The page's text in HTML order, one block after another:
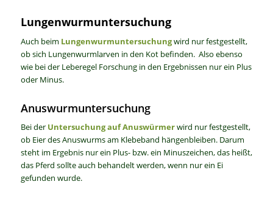
Lungenwurmuntersuchung
Auch beim Lungenwurmuntersuchungwird nur festgestellt,
ob sich Lungenwurmlarven in den Kot befinden. Also ebenso
wie bei der Leberegel Forschung in den Ergebnissen nur ein Plus
oder Minus.
Anuswurmuntersuchung
Bei derUntersuchung auf Anuswürmerwird nur festgestellt,
ob Eier des Anuswurms am Klebeband hängenbleiben. Darum
steht im Ergebnis nur ein Plus- bzw. ein Minuszeichen, das heißt,
das Pferd sollte auch behandelt werden, wenn nur ein Ei
gefunden wurde.